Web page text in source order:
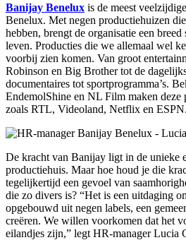
Banijay Benelux is de meest
Benelux. Met negen productiehuizen
hebben, brengt de organisatie een
leven. Producties die we allemaal wel
voorbij zien komen. Van groot
Robinson en Big Brother tot de
documentaires tot sportprogramma’s.
EndemolShine en NL Film maken deze
zoals RTL, Videoland, Netflix en ESPN.
De kracht van Banijay ligt in de unieke
productiehuis. Maar hoe houd je die
tegelijkertijd een gevoel van
die zo divers is? “Het is een uitdaging
opgebouwd uit negen labels, een
creëren. We willen voorkomen dat het
eilandjes zijn,” legt HR-manager Lucia